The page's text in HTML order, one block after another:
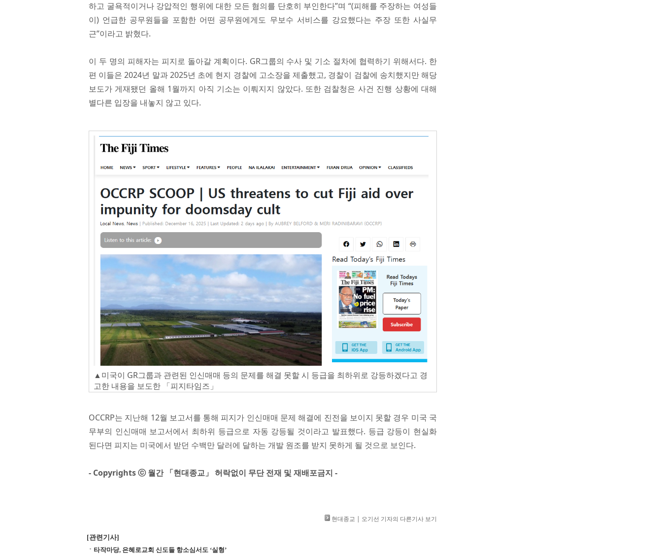
하고 굴욕적이거나 강압적인 행위에 대한 모든 혐의를 단호히 부인한다”며 “(피해를 주장하는 여성들
이) 언급한 공무원들을 포함한 어떤 공무원에게도 무보수 서비스를 강요했다는 주장 또한 사실무
근”이라고 밝혔다.
이 두 명의 피해자는 피지로 돌아갈 계획이다. GR그룹의 수사 및 기소 절차에 협력하기 위해서다. 한
편 이들은 2024년 말과 2025년 초에 현지 경찰에 고소장을 제출했고, 경찰이 검찰에 송치했지만 해당
보도가 게재됐던 올해 1월까지 아직 기소는 이뤄지지 않았다. 또한 검찰청은 사건 진행 상황에 대해
별다른 입장을 내놓지 않고 있다.
▲미국이 GR그룹과 관련된 인신매매 등의 문제를 해결 못할 시 등급을 최하위로 강등하겠다고 경
고한 내용을 보도한 「피지타임즈」
OCCRP는 지난해 12월 보고서를 통해 피지가 인신매매 문제 해결에 진전을 보이지 못할 경우 미국 국
무부의 인신매매 보고서에서 최하위 등급으로 자동 강등될 것이라고 발표했다. 등급 강등이 현실화
된다면 피지는 미국에서 받던 수백만 달러에 달하는 개발 원조를 받지 못하게 될 것으로 보인다.
- Copyrights ⓒ 월간 「현대종교」 허락없이 무단 전재 및 재배포금지 -
현대종교 | 오기선 기자의 다른기사 보기
[관련기사]
타작마당, 은혜로교회 신도들 항소심서도 ‘실형’